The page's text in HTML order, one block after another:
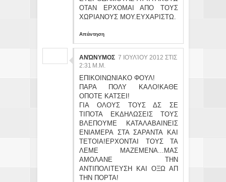
ΟΤΑΝ ΕΡΧΟΜΑΙ ΑΠΟ ΤΟΥΣ
ΧΩΡΙΑΝΟΥΣ ΜΟΥ.ΕΥΧΑΡΙΣΤΩ.
Απάντηση
ΑΝΏΝΥΜΟΣ 7 ΙΟΥΛΊΟΥ 2012 ΣΤΙΣ
2:31 Μ.Μ.
ΕΠΙΚΟΙΝΩΝΙΑΚΟ ΦΟΥΛ!
ΠΑΡΑ ΠΟΛΥ ΚΑΛΟ!ΚΑΘΕ
ΟΠΟΤΕ ΚΑΤΣΕΙ!
ΓΙΑ ΟΛΟΥΣ ΤΟΥΣ ΔΣ ΣΕ
ΤΙΠΟΤΑ ΕΚΔΗΛΩΣΕΙΣ ΤΟΥΣ
ΒΛΕΠΟΥΜΕ ΚΑΤΑΛΑΒΑΙΝΕΙΣ
ΕΝΙΑΜΕΡΑ ΣΤΑ ΣΑΡΑΝΤΑ ΚΑΙ
ΤΕΤΟΙΑ!ΕΡΧΟΝΤΑΙ ΤΟΥΣ ΤΑ
ΛΕΜΕ ΜΑΖΕΜΕΝΑ...ΜΑΣ
ΑΜΟΛΑΝΕ ΤΗΝ
ΑΝΤΙΠΟΛΙΤΕΥΣΗ ΚΑΙ ΟΞΩ ΑΠ
ΤΗΝ ΠΟΡΤΑ!